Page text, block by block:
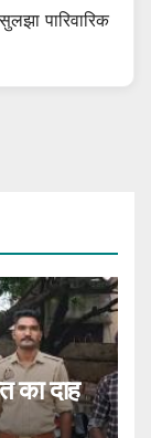
पारिवारिक
का दाह